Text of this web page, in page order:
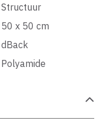
Structuur
50 x 50 cm
dBack
Polyamide